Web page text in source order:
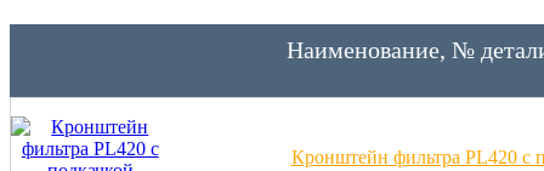
Наименование, №
Кронштейн фильтра PL420 с